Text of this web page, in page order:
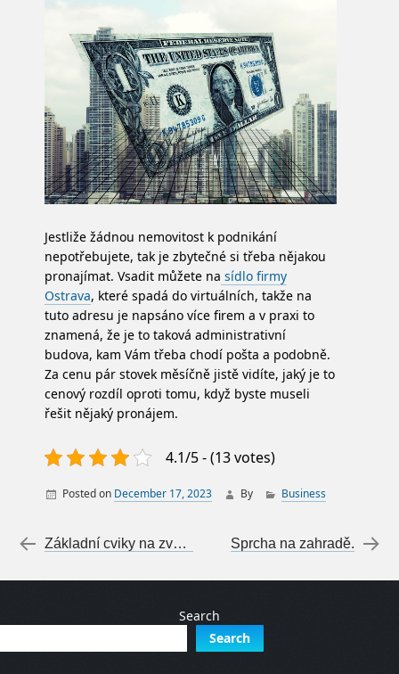
Jestliže žádnou nemovitost k podnikání
nepotřebujete, tak je zbytečné si třeba nějakou
pronajímat. Vsadit můžete na sídlo firmy
Ostrava, které spadá do virtuálních, takže na
tuto adresu je napsáno více firem a v praxi to
znamená, že je to taková administrativní
budova, kam Vám třeba chodí pošta a podobně.
Za cenu pár stovek měsíčně jistě vidíte, jaký je to
cenový rozdíl oproti tomu, když byste museli
řešit nějaký pronájem.
4.1/5 - (13 votes)
Posted on December 17, 2023 By Business
Post navigation
←
Základní cviky na zvětšení penisu Vám nesmí uniknout Sprcha na zahradě. →
Search
Search